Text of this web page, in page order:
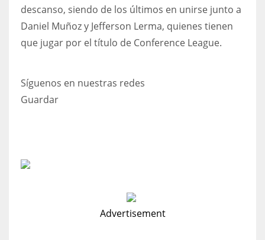
descanso, siendo de los últimos en unirse junto a
Daniel Muñoz y Jefferson Lerma, quienes tienen
que jugar por el título de Conference League.
Síguenos en nuestras redes
Guardar
Advertisement